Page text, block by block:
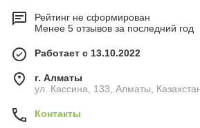
Рейтинг не сформирован
Менее 5 отзывов за последний год
Работает с 13.10.2022
г. Алматы
ул. Кассина, 133, Алматы,
Контакты